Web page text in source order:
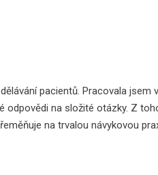
pacientů. Pracovala jsem
odpovědi na složité otázky. Z
na trvalou návykovou